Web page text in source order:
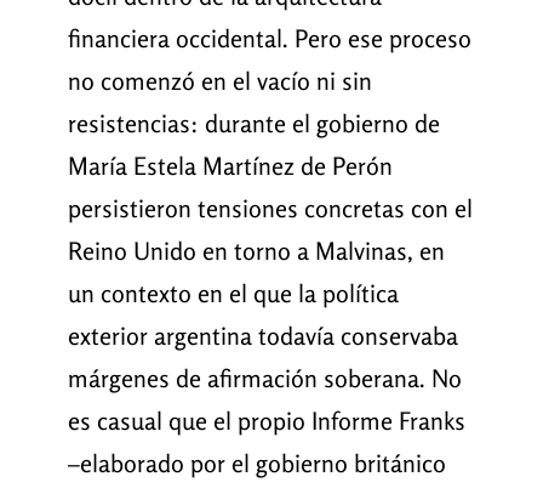
financiera occidental. Pero ese proceso
no comenzó en el vacío ni sin
resistencias: durante el gobierno de
María Estela Martínez de Perón
persistieron tensiones concretas con el
Reino Unido en torno a Malvinas, en
un contexto en el que la política
exterior argentina todavía conservaba
márgenes de afirmación soberana. No
es casual que el propio Informe Franks
–elaborado por el gobierno británico